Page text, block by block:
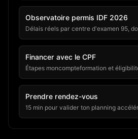
Observatoire permis IDF 2026
Délais réels par centre d'examen 95,
Financer avec le CPF
Étapes moncompteformation et
Prendre rendez-vous
15 min pour valider ton planning